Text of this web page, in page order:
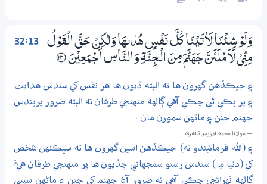
32:13
وَلَوْ شِئْنَا لَاٰتَيْنَا كُلَّ نَفْسٍ هُدٰىهَا وَلٰكِنْ حَقَّ الْقَوْلُ
مِنِّيْ لَاَمْلَئَنَّ جَهَنَّمَ مِنَ الْــجِنَّةِ وَالنَّاسِ اَجْـمَعِيْنَ ؀13
۽ جيڪڏهن گهرون ها ته البته ڏيون ها هر نفس کي سندس هدايت
۽ پر پڪي ٿي چڪي آهي ڳالهه منهنجي طرفان ته البته ضرور ڀريندس
جهنم جنن ۽ ماڻهن سمورن مان .
— مولانا محمد ادريس ڏاھري
۽ (الله فرمائيندو ته) جيڪڏهن اسين گهرون ها ته سڀڪنهن شخص
کي (دنيا ۾ ) سندس رستو سمجهائي ڇڏيون ها پر منهنجي طرفان هيءَ
ڳالهه ٺهرائجي چڪي آهي ته ضرور آءُ جهنم کي جنن ۽ ماڻهن سڀني